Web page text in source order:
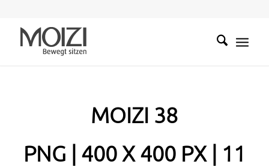
MOIZI 38
PNG | 400 X 400 PX | 11